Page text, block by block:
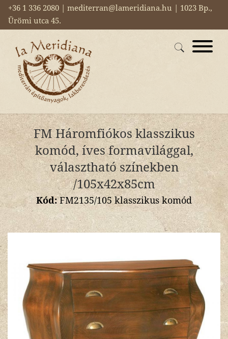
+36 1 336 2080 | mediterran@lameridiana.hu | 1023 Bp.,
Ürömi utca 45.
FM Háromfiókos klasszikus
komód, íves formavilággal,
választható színekben
/105x42x85cm
Kód:FM2135/105 klasszikus komód